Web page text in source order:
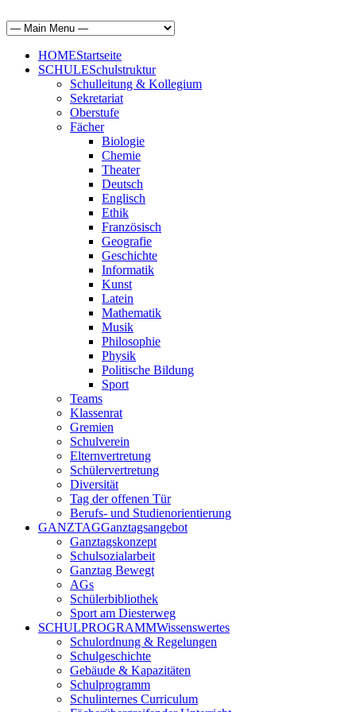
HOMEStartseite
SCHULESchulstruktur
Schulleitung & Kollegium
Sekretariat
Oberstufe
Fächer
Biologie
Chemie
Theater
Deutsch
Englisch
Ethik
Französisch
Geografie
Geschichte
Informatik
Kunst
Latein
Mathematik
Musik
Philosophie
Physik
Politische Bildung
Sport
Teams
Klassenrat
Gremien
Schulverein
Elternvertretung
Schülervertretung
Diversität
Tag der offenen Tür
Berufs- und Studienorientierung
GANZTAGGanztagsangebot
Ganztagskonzept
Schulsozialarbeit
Ganztag Bewegt
AGs
Schülerbibliothek
Sport am Diesterweg
SCHULPROGRAMMWissenswertes
Schulordnung & Regelungen
Schulgeschichte
Gebäude & Kapazitäten
Schulprogramm
Schulinternes Curriculum